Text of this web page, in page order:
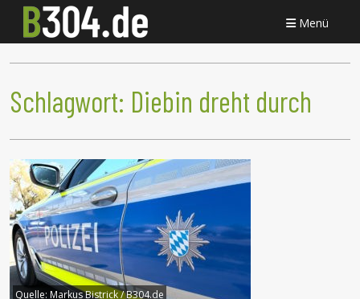
Menü
Schlagwort: Diebin dreht durch
Quelle: Markus Bistrick / B304.de